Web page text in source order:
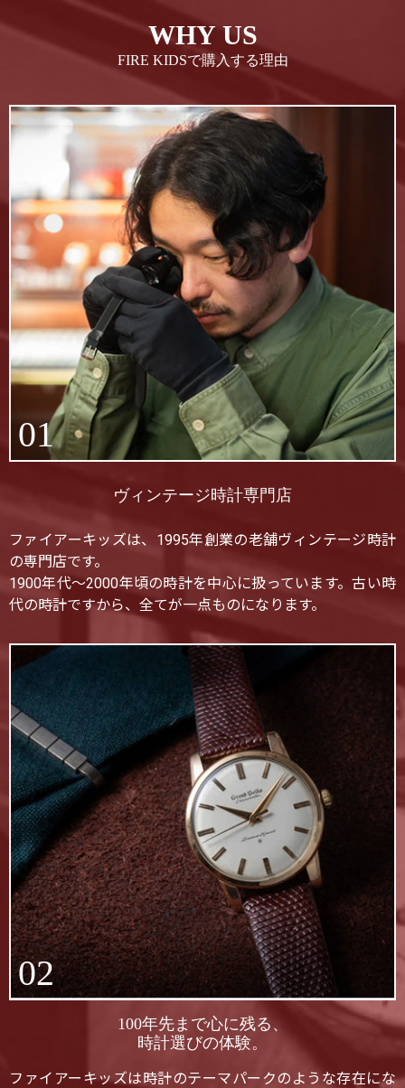
WHY US
FIRE KIDSで購入する理由
01
ヴィンテージ時計専門店
ファイアーキッズは、1995年創業の老舗ヴィンテージ時計
の専門店です。
1900年代〜2000年頃の時計を中心に扱っています。古い時
代の時計ですから、全てが一点ものになります。
02
100年先まで心に残る、
時計選びの体験。
ファイアーキッズは時計のテーマパークのような存在にな